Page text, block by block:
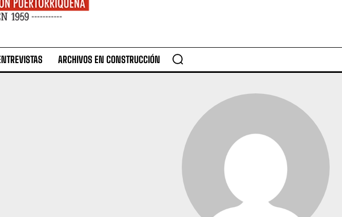
ARCHIVOS EN CONSTRUCCIÓN